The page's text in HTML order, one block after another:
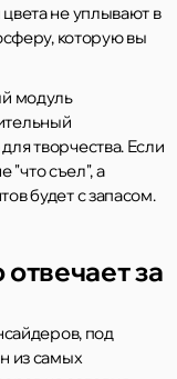
не уплывают в
которую вы
модуль
творчества. Если
"что съел", а
будет с запасом.
за
под
из самых